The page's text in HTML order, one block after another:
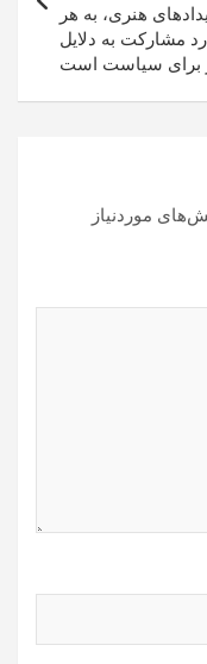
هنری، به هر
مشارکت به دلایل
برای سیاست است
موردنیاز